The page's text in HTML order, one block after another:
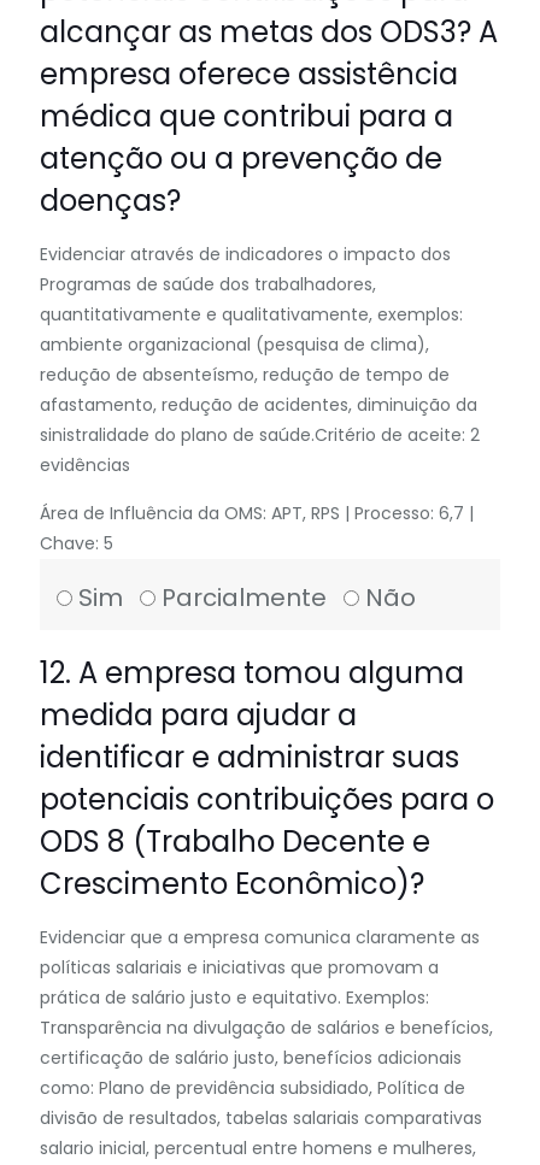
alcançar as metas dos ODS3? A
empresa oferece assistência
médica que contribui para a
atenção ou a prevenção de
doenças?
Evidenciar através de indicadores o impacto dos
Programas de saúde dos trabalhadores,
quantitativamente e qualitativamente, exemplos:
ambiente organizacional (pesquisa de clima),
redução de absenteísmo, redução de tempo de
afastamento, redução de acidentes, diminuição da
sinistralidade do plano de saúde.Critério de aceite: 2
evidências
Área de Influência da OMS: APT, RPS | Processo: 6,7 |
Chave: 5
Sim Parcialmente Não
12. A empresa tomou alguma
medida para ajudar a
identificar e administrar suas
potenciais contribuições para o
ODS 8 (Trabalho Decente e
Crescimento Econômico)?
Evidenciar que a empresa comunica claramente as
políticas salariais e iniciativas que promovam a
prática de salário justo e equitativo. Exemplos:
Transparência na divulgação de salários e benefícios,
certificação de salário justo, benefícios adicionais
como: Plano de previdência subsidiado, Política de
divisão de resultados, tabelas salariais comparativas
salario inicial, percentual entre homens e mulheres,